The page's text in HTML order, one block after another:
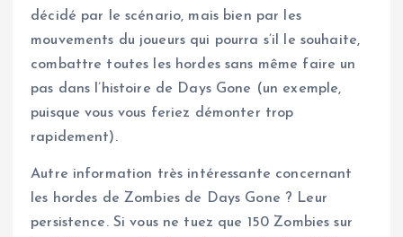
décidé par le scénario, mais bien par les
mouvements du joueurs qui pourra s’il le souhaite,
combattre toutes les hordes sans même faire un
pas dans l’histoire de Days Gone (un exemple,
puisque vous vous feriez démonter trop
rapidement).
Autre information très intéressante concernant
les hordes de Zombies de Days Gone ? Leur
persistence. Si vous ne tuez que 150 Zombies sur